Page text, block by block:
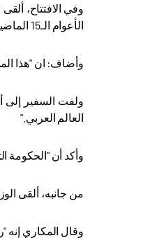
وفي الافتتاح،
الأعوام الـ15 الماضية
وأضاف: ان "هذا
ولفت السفير إلى
العالم العربي ".
وأكد أن "الحكومة
من جانبه، ألقى
وقال المكاري إنه